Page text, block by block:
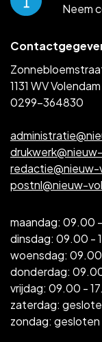
1131 WV Volendam
0299-364830
redactie@nieuw-
postnl@nieuw-
maandag: 09.00
dinsdag: 09.00 -
woensdag: 09.00
donderdag:
vrijdag: 09.00 -
zaterdag:
zondag: gesloten
Neem